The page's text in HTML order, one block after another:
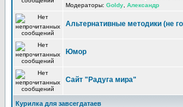
Модераторы: Goldy Александр
Альтернативные методики (не
Юмор
Сайт "Радуга мира"
Курилка для завсегдатаев